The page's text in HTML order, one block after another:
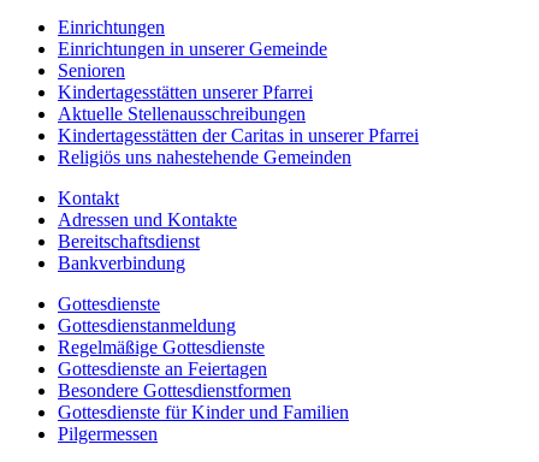
Einrichtungen
Einrichtungen in unserer Gemeinde
Senioren
Kindertagesstätten unserer Pfarrei
Aktuelle Stellenausschreibungen
Kindertagesstätten der Caritas in unserer Pfarrei
Religiös uns nahestehende Gemeinden
Kontakt
Adressen und Kontakte
Bereitschaftsdienst
Bankverbindung
Gottesdienste
Gottesdienstanmeldung
Regelmäßige Gottesdienste
Gottesdienste an Feiertagen
Besondere Gottesdienstformen
Gottesdienste für Kinder und Familien
Pilgermessen